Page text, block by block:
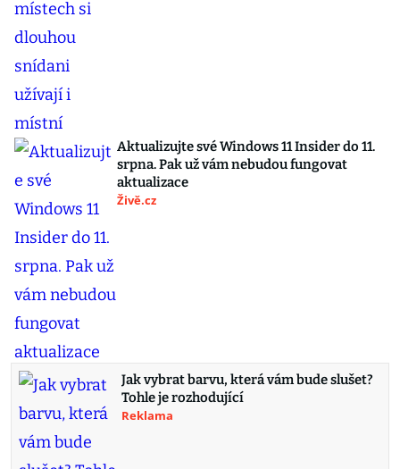
Aktualizujte své Windows 11 Insider do 11.
srpna. Pak už vám nebudou fungovat
aktualizace
Živě.cz
Jak vybrat barvu, která vám bude slušet?
Tohle je rozhodující
Reklama